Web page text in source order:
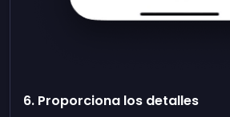
6. Proporciona los detalles